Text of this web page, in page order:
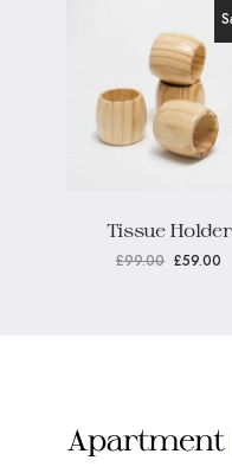
Tissue Holder
£99.00 £59.00